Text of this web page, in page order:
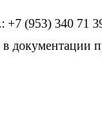
+7 (953) 340 71
документации